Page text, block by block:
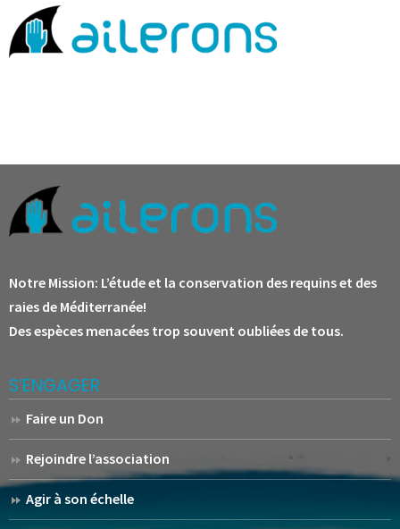
Notre Mission: L’étude et la conservation des requins et des
raies de Méditerranée!
Des espèces menacées trop souvent oubliées de tous.
S’ENGAGER
Faire un Don
Rejoindre l’association
Agir à son échelle